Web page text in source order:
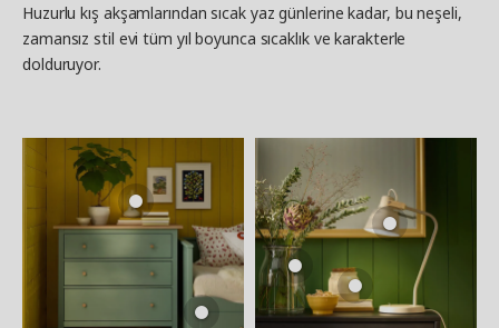
Huzurlu kış akşamlarından sıcak yaz günlerine kadar, bu neşeli,
zamansız stil evi tüm yıl boyunca sıcaklık ve karakterle
dolduruyor.